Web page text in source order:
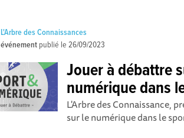
L'Arbre des Connaissances
événement publié le26/09/2023
Jouer à débattre
numérique dans
L'Arbre des Connaissance,
sur le numérique dans le